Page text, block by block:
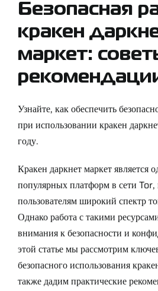
Contact
Sign Up/Sign In
Безопасная
кракен
маркет:
Узнайте, как обеспечить
при использовании кракен
году.
Кракен даркнет маркет является
популярных платформ в сети
пользователям широкий спектр
Однако работа с такими
внимания к безопасности и
этой статье мы рассмотрим
безопасного использования
также дадим практические